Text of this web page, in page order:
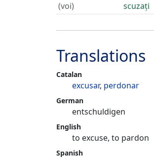
(voi)
scuzați
Translations
Catalan
excusar, perdonar
German
entschuldigen
English
to excuse, to pardon
Spanish